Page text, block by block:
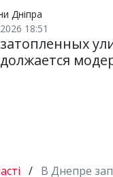
Дніпра
18:51
затопленных
/ В Днепре